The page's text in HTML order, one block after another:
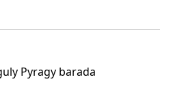
Pyragy barada